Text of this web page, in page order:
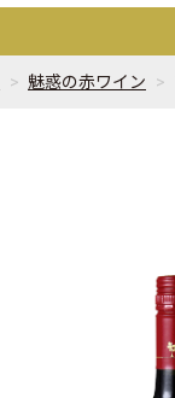
魅惑の赤ワイン